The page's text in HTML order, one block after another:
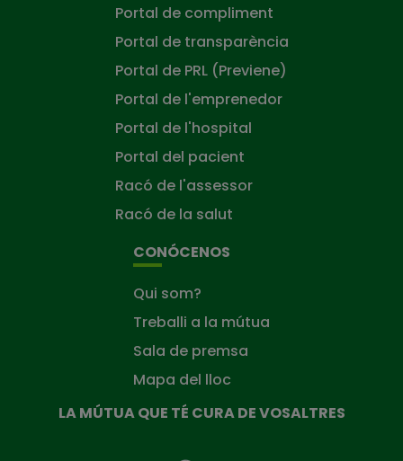
Portal de compliment
Portal de transparència
Portal de PRL (Previene)
Portal de l'emprenedor
Portal de l'hospital
Portal del pacient
Racó de l'assessor
Racó de la salut
CONÓCENOS
Qui som?
Treballi a la mútua
Sala de premsa
Mapa del lloc
LA MÚTUA QUE TÉ CURA DE VOSALTRES